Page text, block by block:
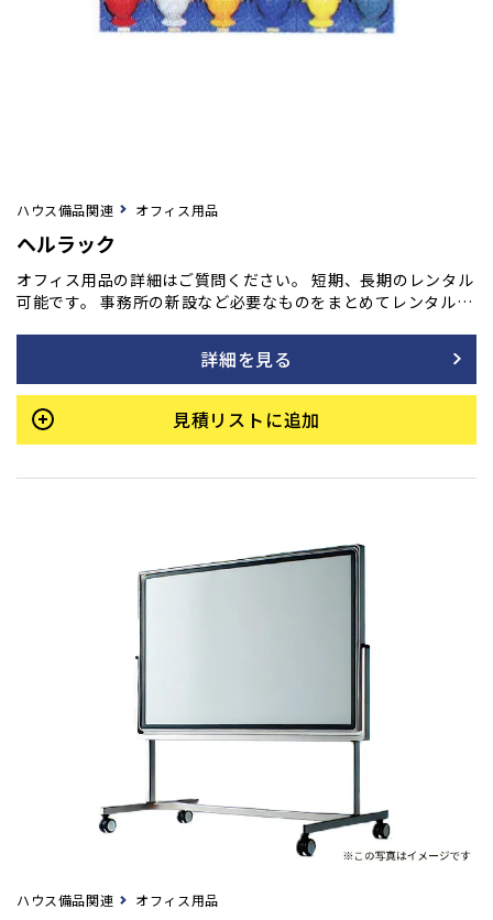
ハウス備品関連 オフィス用品
ヘルラック
オフィス用品の詳細はご質問ください。 短期、長期のレンタル
可能です。 事務所の新設など必要なものをまとめてレンタル
詳細を見る
見積リストに追加
ハウス備品関連 オフィス用品